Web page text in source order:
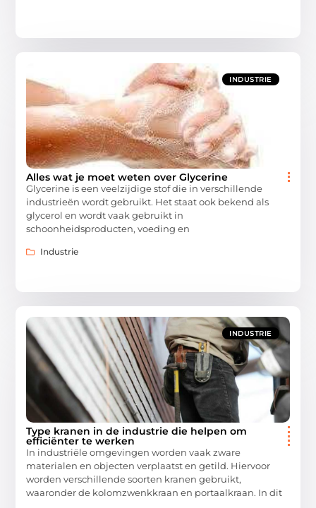
INDUSTRIE
Alles wat je moet weten over Glycerine
Glycerine is een veelzijdige stof die in verschillende
industrieën wordt gebruikt. Het staat ook bekend als
glycerol en wordt vaak gebruikt in
schoonheidsproducten, voeding en
Industrie
INDUSTRIE
Type kranen in de industrie die helpen om
efficiënter te werken
In industriële omgevingen worden vaak zware
materialen en objecten verplaatst en getild. Hiervoor
worden verschillende soorten kranen gebruikt,
waaronder de kolomzwenkkraan en portaalkraan. In dit